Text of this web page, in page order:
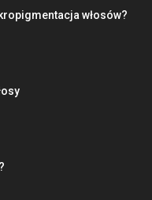
włosów?